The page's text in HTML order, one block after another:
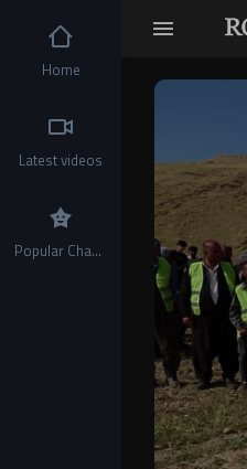
Video
Home
Latest videos
Popular Channels